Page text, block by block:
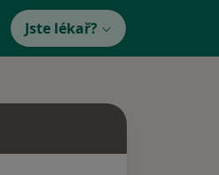
Jste lékař?